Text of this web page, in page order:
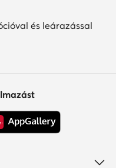
és leárazással